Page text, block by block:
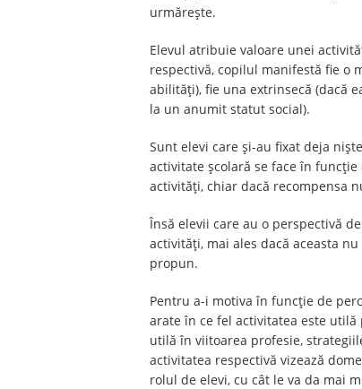
urmărește.
Elevul atribuie valoare unei
respectivă, copilul manifestă fie o
abilități), fie una extrinsecă (dacă
la un anumit statut social).
Sunt elevi care și-au fixat deja
activitate şcolară se face în
activităţi, chiar dacă recompensa
Însă elevii care au o perspectivă
activităţi, mai ales dacă aceasta
propun.
Pentru a-i motiva în funcție de
arate în ce fel activitatea este
utilă în viitoarea profesie,
activitatea respectivă vizează
rolul de elevi, cu cât le va da mai